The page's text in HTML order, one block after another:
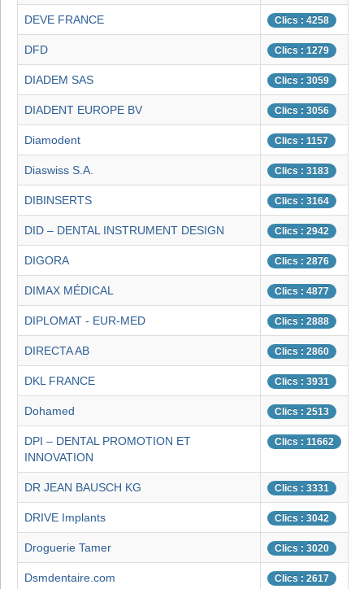
DEVE FRANCE Clics : 4258
DFD Clics : 1279
DIADEM SAS Clics : 3059
DIADENT EUROPE BV Clics : 3056
Diamodent Clics : 1157
Diaswiss S.A. Clics : 3183
DIBINSERTS Clics : 3164
DID – DENTAL INSTRUMENT DESIGN Clics : 2942
DIGORA Clics : 2876
DIMAX MÉDICAL Clics : 4877
DIPLOMAT - EUR-MED Clics : 2888
DIRECTA AB Clics : 2860
DKL FRANCE Clics : 3931
Dohamed Clics : 2513
DPI – DENTAL PROMOTION ET
INNOVATION
Clics : 11662
DR JEAN BAUSCH KG Clics : 3331
DRIVE Implants Clics : 3042
Droguerie Tamer Clics : 3020
Dsmdentaire.com Clics : 2617